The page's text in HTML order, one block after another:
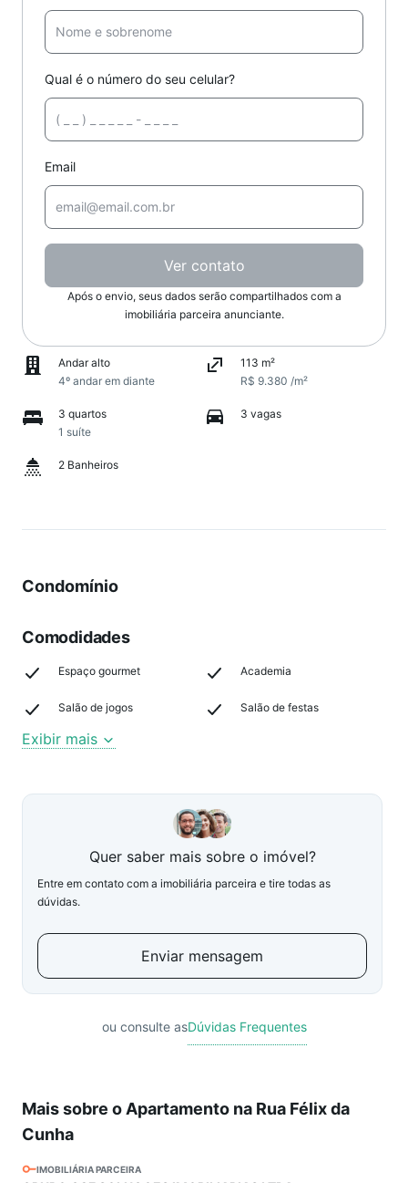
Qual é o número do seu celular?
Email
Ver contato
Após o envio, seus dados serão compartilhados com a
imobiliária parceira anunciante.
Andar alto
4º andar em diante
113 m²
R$ 9.380 /m²
3 quartos
1 suíte
3 vagas
2 Banheiros
Condomínio
Comodidades
Espaço gourmet Academia
Salão de jogos Salão de festas
Exibir mais
Quer saber mais sobre o imóvel?
Entre em contato com a imobiliária parceira e tire todas as
dúvidas.
Enviar mensagem
ou consulte asDúvidas Frequentes
Mais sobre o Apartamento na Rua Félix da
Cunha
IMOBILIÁRIA PARCEIRA